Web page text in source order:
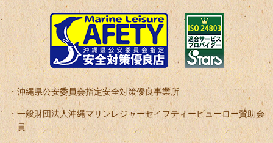
沖縄県公安委員会指定安全対策優良事業所
一般財団法人沖縄マリンレジャーセイフティービューロー賛助会
員